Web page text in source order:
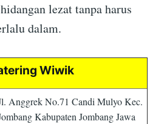
lezat tanpa harus
dalam.
Wiwik
Anggrek No.71 Candi Mulyo Kec.
Kabupaten Jombang Jawa